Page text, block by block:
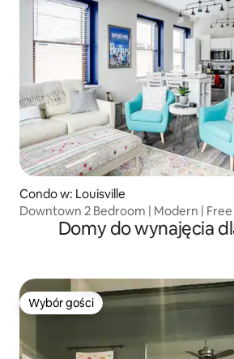
Condo w: Louisville
Downtown 2 Bedroom | Modern | Free
Domy do wynajęcia
Wybór gości
Wybór gości